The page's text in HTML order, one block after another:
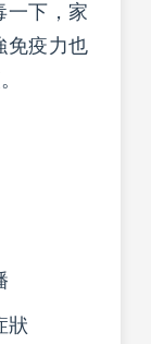
一下，家
免疫力也
狀